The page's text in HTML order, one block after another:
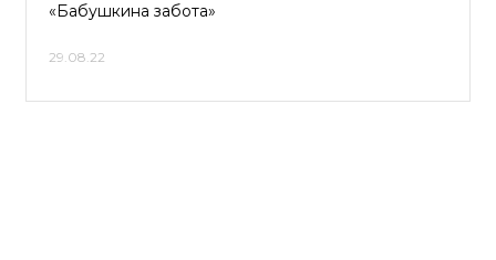
«Бабушкина забота»
29.08.22